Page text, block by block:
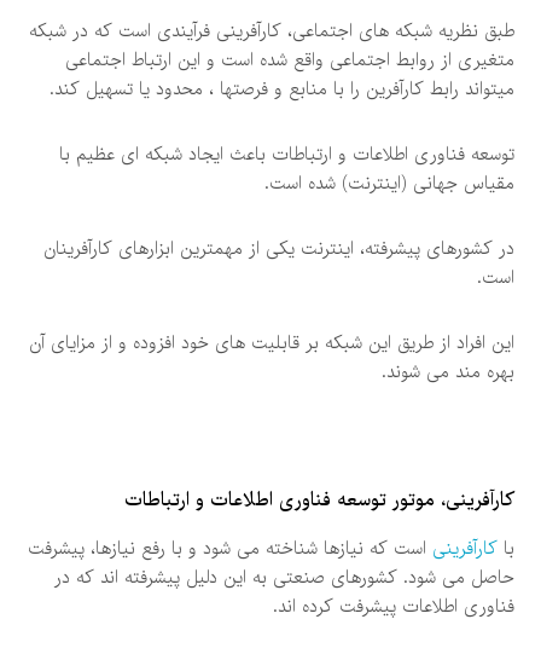
طبق نظریه شبکه های اجتماعی، کارآفرینی فرآیندی است که در شبکه
متغیری از روابط اجتماعی واقع شده است و این ارتباط اجتماعی
میتواند رابط کارآفرین را با منابع و فرصتها ، محدود یا تسهیل کند.
توسعه فناوری اطلاعات و ارتباطات باعث ایجاد شبکه ای عظیم با
مقیاس جهانی (اینترنت) شده است.
در کشورهای پیشرفته، اینترنت یکی از مهمترین ابزارهای کارآفرینان
است.
این افراد از طریق این شبکه بر قابلیت های خود افزوده و از مزایای آن
بهره مند می شوند.
کارآفرینی، موتور توسعه فناوری اطلاعات و ارتباطات
باکارآفرینی است که نیازها شناخته می شود و با رفع نیازها، پیشرفت
حاصل می شود. کشورهای صنعتی به این دلیل پیشرفته اند که در
فناوری اطلاعات پیشرفت کرده اند.